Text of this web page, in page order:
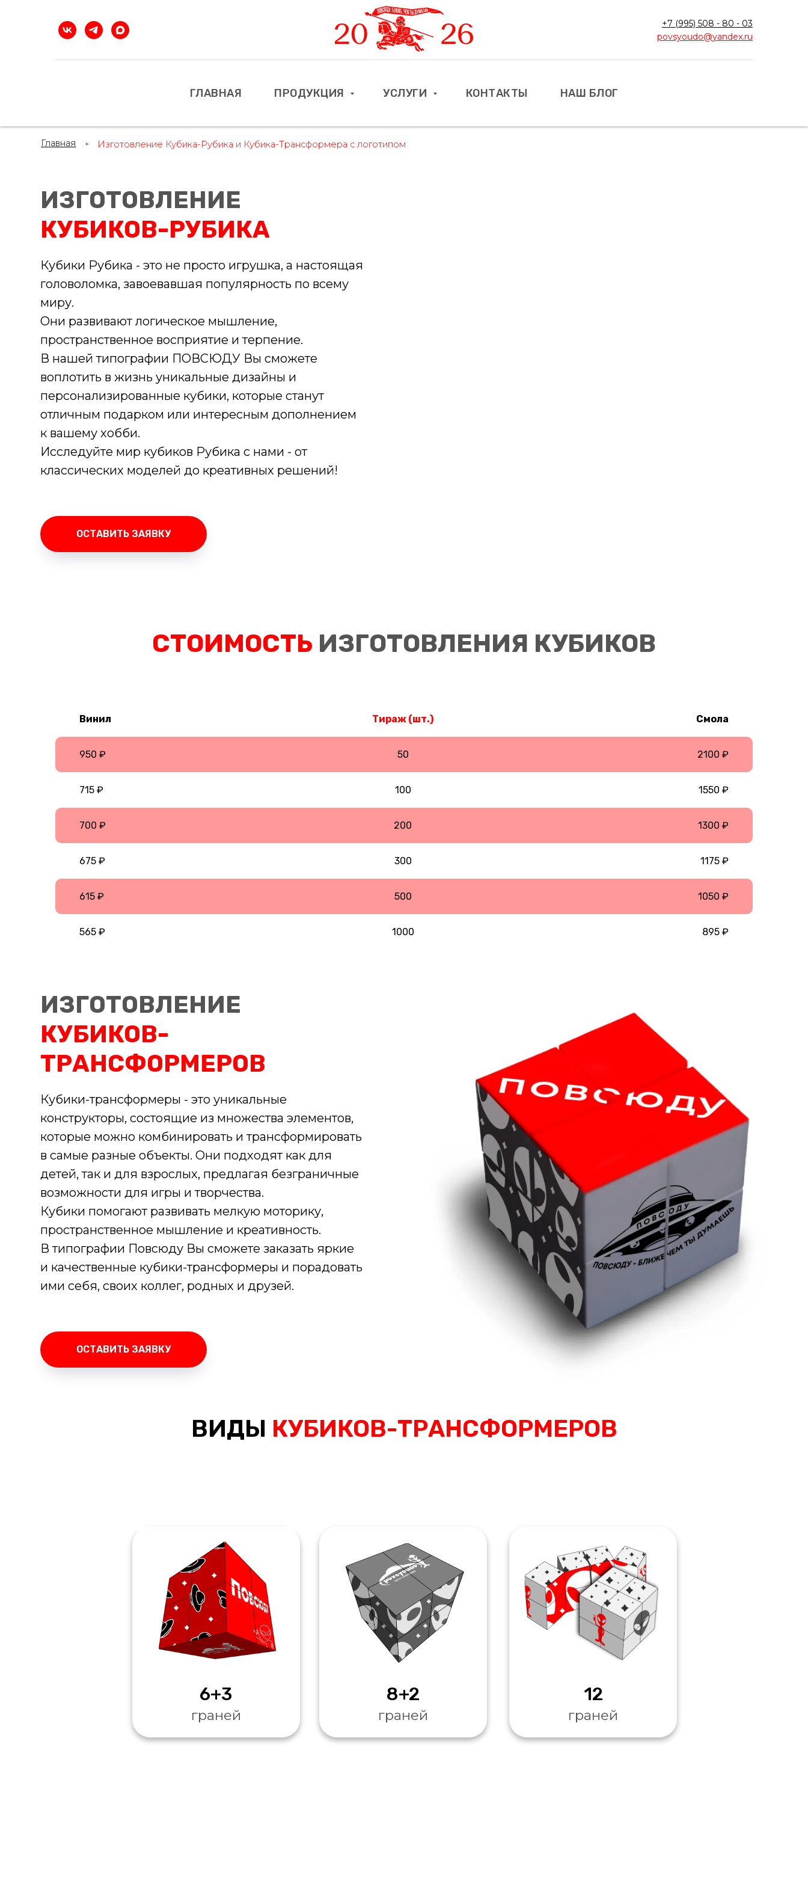
+7 (995) 508 - 80 - 03
povsyoudo@yandex.ru
ГЛАВНАЯ ПРОДУКЦИЯ УСЛУГИ КОНТАКТЫ НАШ БЛОГ
Главная Изготовление Кубика-Рубика и Кубика-Трансформера с логотипом
►
ИЗГОТОВЛЕНИЕ
КУБИКОВ-РУБИКА
Кубики Рубика - это не просто игрушка, а настоящая
головоломка, завоевавшая популярность по всему
миру.
Они развивают логическое мышление,
пространственное восприятие и терпение.
В нашей типографии ПОВСЮДУ Вы сможете
воплотить в жизнь уникальные дизайны и
персонализированные кубики, которые станут
отличным подарком или интересным дополнением
к вашему хобби.
Исследуйте мир кубиков Рубика с нами - от
классических моделей до креативных решений!
ОСТАВИТЬ ЗАЯВКУ
СТОИМОСТЬ ИЗГОТОВЛЕНИЯ КУБИКОВ
Винил Тираж (шт.) Смола
950 ₽ 50 2100 ₽
715 ₽ 100 1550 ₽
700 ₽ 200 1300 ₽
675 ₽ 300 1175 ₽
615 ₽ 500 1050 ₽
565 ₽ 1000 895 ₽
ИЗГОТОВЛЕНИЕ
КУБИКОВ-
ТРАНСФОРМЕРОВ
Кубики-трансформеры - это уникальные
конструкторы, состоящие из множества элементов,
которые можно комбинировать и трансформировать
в самые разные объекты. Они подходят как для
детей, так и для взрослых, предлагая безграничные
возможности для игры и творчества.
Кубики помогают развивать мелкую моторику,
пространственное мышление и креативность.
В типографии Повсюду Вы сможете заказать яркие
и качественные кубики-трансформеры и порадовать
ими себя, своих коллег, родных и друзей.
ОСТАВИТЬ ЗАЯВКУ
ВИДЫ КУБИКОВ-ТРАНСФОРМЕРОВ
6+3 8+2
граней
граней
граней
12